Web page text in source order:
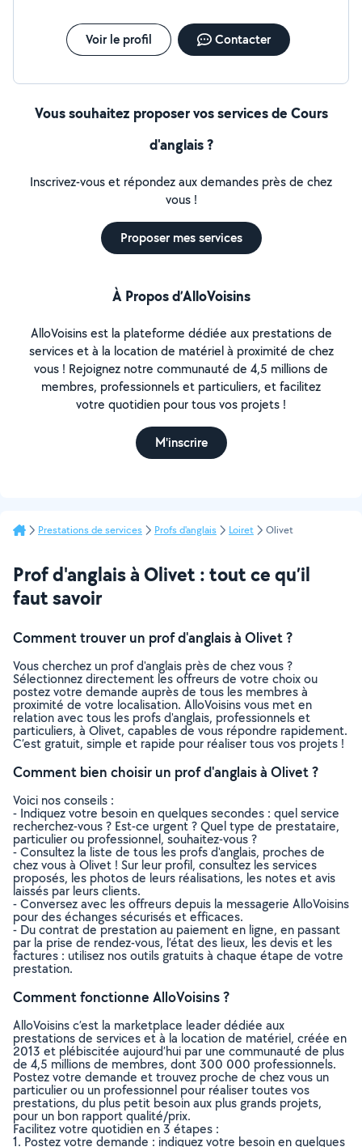
Voir le profil Contacter
Vous souhaitez proposer vos services de Cours
d'anglais ?
Inscrivez-vous et répondez aux demandes près de chez
vous !
Proposer mes services
À Propos d’AlloVoisins
AlloVoisins est la plateforme dédiée aux prestations de
services et à la location de matériel à proximité de chez
vous ! Rejoignez notre communauté de 4,5 millions de
membres, professionnels et particuliers, et facilitez
votre quotidien pour tous vos projets !
M'inscrire
Prestations de services Profs d'anglais Loiret Olivet
Prof d'anglais à Olivet : tout ce qu’il
faut savoir
Comment trouver un prof d'anglais à Olivet ?
Vous cherchez un prof d'anglais près de chez vous ?
Sélectionnez directement les offreurs de votre choix ou
postez votre demande auprès de tous les membres à
proximité de votre localisation. AlloVoisins vous met en
relation avec tous les profs d'anglais, professionnels et
particuliers, à Olivet, capables de vous répondre rapidement.
C’est gratuit, simple et rapide pour réaliser tous vos projets !
Comment bien choisir un prof d'anglais à Olivet ?
Voici nos conseils :
- Indiquez votre besoin en quelques secondes : quel service
recherchez-vous ? Est-ce urgent ? Quel type de prestataire,
particulier ou professionnel, souhaitez-vous ?
- Consultez la liste de tous les profs d'anglais, proches de
chez vous à Olivet ! Sur leur profil, consultez les services
proposés, les photos de leurs réalisations, les notes et avis
laissés par leurs clients.
- Conversez avec les offreurs depuis la messagerie AlloVoisins
pour des échanges sécurisés et efficaces.
- Du contrat de prestation au paiement en ligne, en passant
par la prise de rendez-vous, l’état des lieux, les devis et les
factures : utilisez nos outils gratuits à chaque étape de votre
prestation.
Comment fonctionne AlloVoisins ?
AlloVoisins c’est la marketplace leader dédiée aux
prestations de services et à la location de matériel, créée en
2013 et plébiscitée aujourd’hui par une communauté de plus
de 4,5 millions de membres, dont 300 000 professionnels.
Postez votre demande et trouvez proche de chez vous un
particulier ou un professionnel pour réaliser toutes vos
prestations, du plus petit besoin aux plus grands projets,
pour un bon rapport qualité/prix.
Facilitez votre quotidien en 3 étapes :
1. Postez votre demande : indiquez votre besoin en quelques